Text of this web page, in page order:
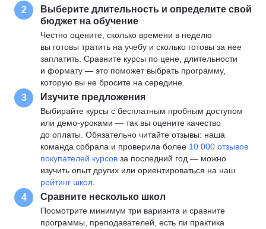
2
Выберите длительность и определите свой
бюджет на обучение
Честно оцените, сколько времени в неделю
вы готовы тратить на учебу и сколько готовы за нее
заплатить. Сравните курсы по цене, длительности
и формату — это поможет выбрать программу,
которую вы не бросите на середине.
3 Изучите предложения
Выбирайте курсы с бесплатным пробным доступом
или демо-уроками — так вы оцените качество
до оплаты. Обязательно читайте отзывы: наша
команда собрала и проверила более 10 000 отзывов
покупателей курсов за последний год — можно
изучить опыт других или ориентироваться на наш
рейтинг школ
4 Сравните несколько школ
Посмотрите минимум три варианта и сравните
программы, преподавателей, есть ли практика